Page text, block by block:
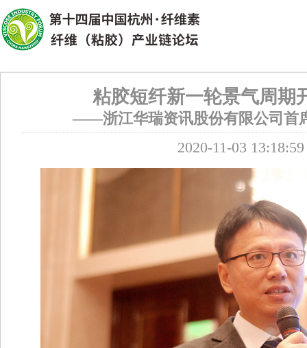
粘胶短纤新一轮景气周期
——浙江华瑞资讯股份有限公司首
2020-11-03 13:18:59